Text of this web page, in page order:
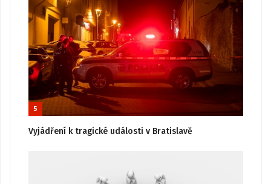
5
Vyjádření k tragické události v Bratislavě